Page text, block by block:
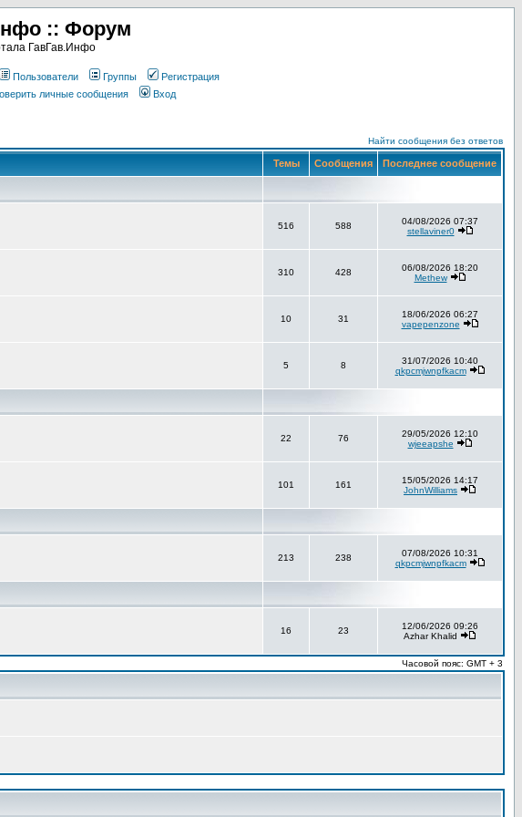
:: Форум
ГавГав.Инфо
Пользователи Группы
Регистрация
личные сообщения Вход
Найти сообщения без ответов
Темы Сообщения Последнее сообщение
516 588
04/08/2026 07:37
stellaviner0
310 428
06/08/2026 18:20
Methew
10 31
18/06/2026 06:27
vapepenzone
5 8
31/07/2026 10:40
qkpcmjwnpfkacm
22 76
29/05/2026 12:10
wjeeapshe
101 161
15/05/2026 14:17
JohnWilliams
213 238
07/08/2026 10:31
qkpcmjwnpfkacm
16 23
12/06/2026 09:26
Azhar Khalid
Часовой пояс: GMT + 3